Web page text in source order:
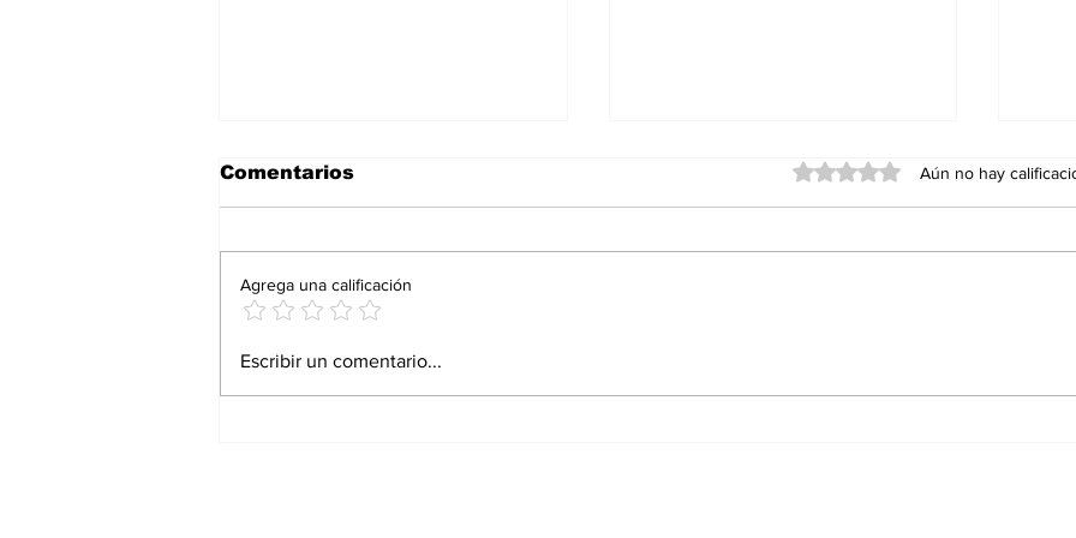
Proturismo responde
Martínez Bremer
educación, inclusión y
Comentarios Obtuvo 0 de 5 estrellas.
Aún no hay
Agrega una calificación
Escribir un comentario...